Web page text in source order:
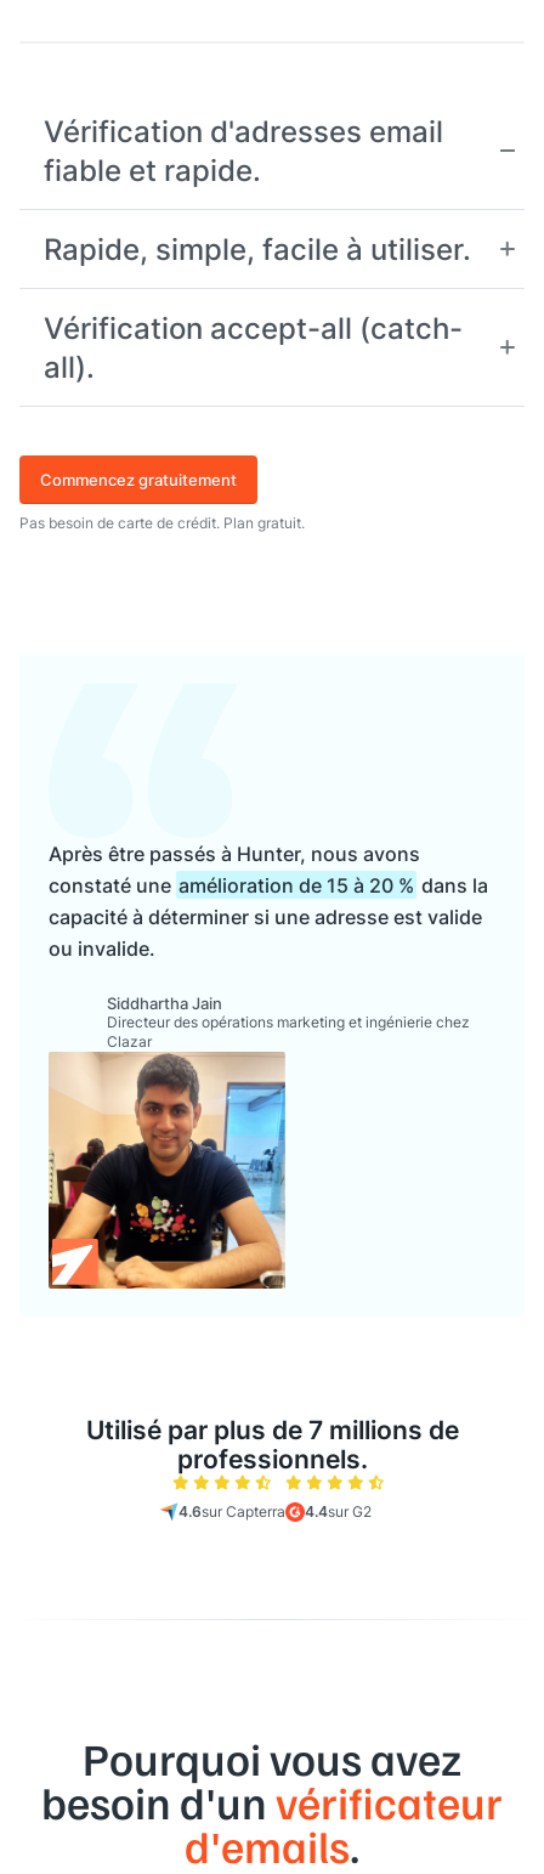
Vérification d'adresses email
fiable et rapide.
Rapide, simple, facile à utiliser.
Vérification accept-all (catch-
all).
Commencez gratuitement
Pas besoin de carte de crédit. Plan gratuit.
Après être passés à Hunter, nous avons
constaté une amélioration de 15 à 20 % dans la
capacité à déterminer si une adresse est valide
ou invalide.
Siddhartha Jain
Directeur des opérations marketing et ingénierie chez
Clazar
Utilisé par plus de 7 millions de
professionnels.
4.6sur Capterra 4.4sur G2
Pourquoi vous avez
besoin d'un vérificateur
d'emails.